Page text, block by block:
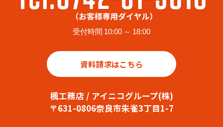
受付時間 10:00 ～ 18:00
資料請求はこちら
楓工務店 / アイニコグループ(株)
〒631-0806奈良市朱雀3丁目1-7